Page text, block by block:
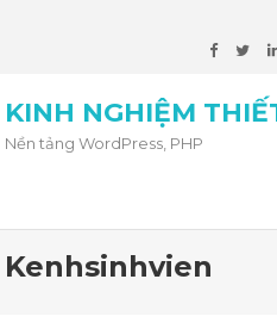
KINH NGHIỆM
Nền tảng WordPress, PHP
Kenhsinhvien